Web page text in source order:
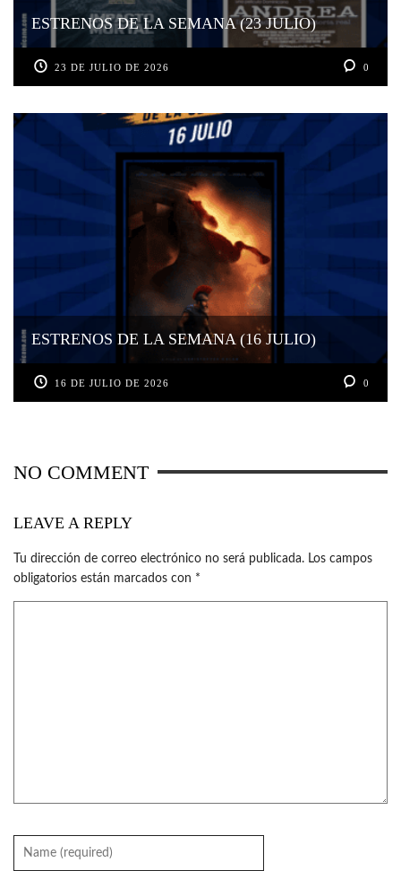
ESTRENOS DE LA SEMANA (23 JULIO)
23 DE JULIO DE 2026 0
ESTRENOS DE LA SEMANA (16 JULIO)
16 DE JULIO DE 2026 0
NO COMMENT
LEAVE A REPLY
Tu dirección de correo electrónico no será publicada. Los campos
obligatorios están marcados con *